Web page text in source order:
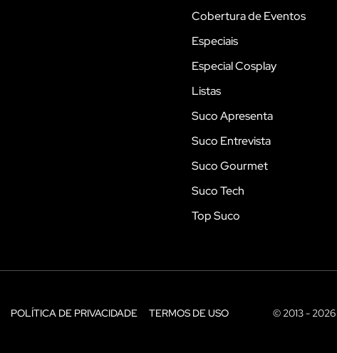
Cobertura de Eventos
Especiais
Especial Cosplay
Listas
Suco Apresenta
Suco Entrevista
Suco Gourmet
Suco Tech
Top Suco
POLÍTICA DE PRIVACIDADE TERMOS DE USO © 2013 - 2026